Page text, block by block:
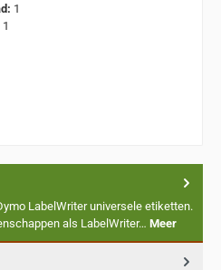
1
1
LabelWriter universele etiketten.
als LabelWriter… Meer